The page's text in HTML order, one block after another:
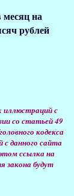
месяц на
рублей
иллюстраций с
со статьей 49
кодекса
данного сайта
ссылка на
закона будут